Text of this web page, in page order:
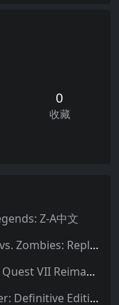
0
收藏
Z-A中文
植物大战僵尸：重植版|Plants vs. Zombies: Replanted中文
勇者斗恶龙7：重制版|Dragon Quest VII Reimagined中文
古墓丽影：决定版|Tomb Raider: Definitive Edition中文